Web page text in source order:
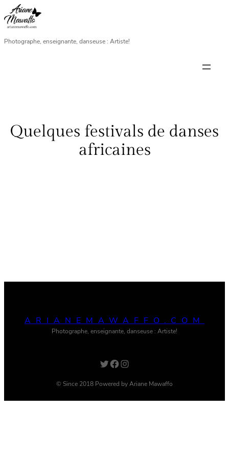
Aller
au
contenu
Photographe, enseignante, danseuse : Artiste!
Quelques festivals de danses
africaines
ARIANEMAWAFFO.COM
Photographe, enseignante, danseuse : Artiste!
Twitter Facebook Instagram
© Since 2018 Powered by Ariane Mawaffo